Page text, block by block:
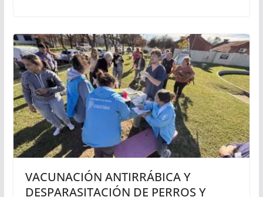
VACUNACIÓN ANTIRRÁBICA Y
DESPARASITACIÓN DE PERROS Y